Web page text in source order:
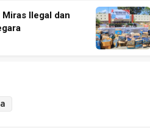
Ilegal dan